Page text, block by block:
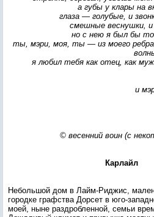
а губы у клары на
глаза — голубые, и
смешные веснушки, и
но с нею я был бы
ты, мэри, моя, ты — из моего
я любил тебя как отец, как
и
© весенний воин (с
Карлайл
Небольшой дом в Лайм-Риджис,
городке графства Дорсет в юго-
моей, ныне раздробленной, семьи